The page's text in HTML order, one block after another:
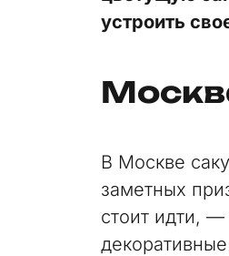
устроить
В Москве
заметных
стоит идти, —